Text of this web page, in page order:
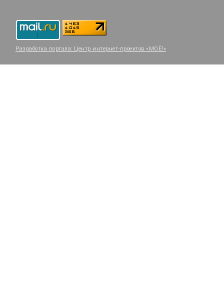
Разработка портала: Центр интернет-проектов «МОЁ!»